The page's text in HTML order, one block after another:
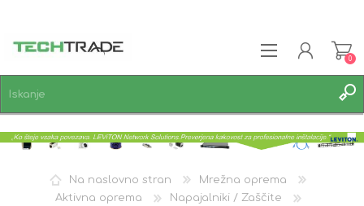
PRIJAVA
0
Na naslovno stran
Mrežna oprema
Aktivna oprema
Napajalniki / Zaščite